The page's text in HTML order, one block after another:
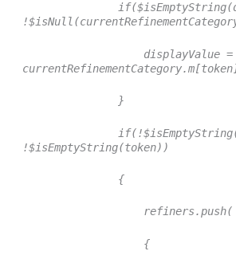
displayValue =
}
!$isEmptyString(token))
{
refiners.push(
{